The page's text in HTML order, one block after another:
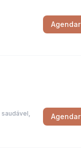
Agendar
Agendar